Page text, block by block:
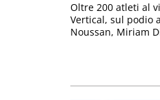
Oltre 200 atleti al
Vertical, sul podio
Noussan, Miriam